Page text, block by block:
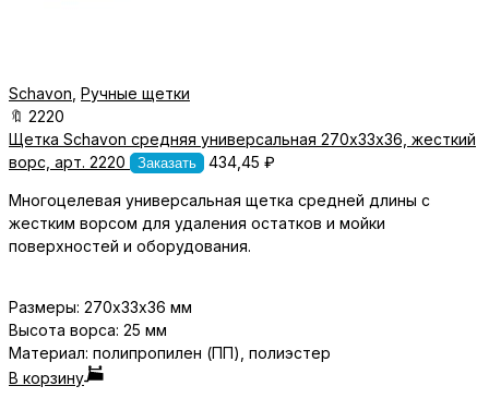
Schavon Ручные щетки
🔖 2220
Щетка Schavon средняя универсальная 270х33х36, жесткий
ворс, арт. 2220
Заказать 434,45 ₽
Многоцелевая универсальная щетка средней длины с
жестким ворсом для удаления остатков и мойки
поверхностей и оборудования.
Размеры: 270х33х36 мм
Высота ворса: 25 мм
Материал: полипропилен (ПП), полиэстер
В корзину